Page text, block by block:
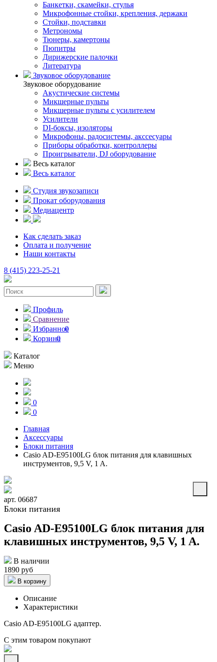
Банкетки, скамейки, стулья
Микрофонные стойки, крепления, держаки
Стойки, подставки
Метрономы
Тюнеры, камертоны
Пюпитры
Дирижерские палочки
Литература
Звуковое оборудование
Звуковое оборудование
Акустические системы
Микшерные пульты
Микшерные пульты с усилителем
Усилители
DI-боксы, изоляторы
Микрофоны, радосистемы, акссесуары
Приборы обработки, контроллеры
Проигрыватели, DJ оборудование
Весь каталог
Весь каталог
Студия звукозаписи
Прокат оборудования
Медиацентр
Как сделать заказ
Оплата и получение
Наши контакты
8 (415) 223-25-21
Профиль
Сравнение
Избранное
0
Корзина
0
Каталог
Меню
0
0
Главная
Аксессуары
Блоки питания
Casio AD-E95100LG блок питания для клавишных
инструментов, 9,5 V, 1 A.
арт. 06687
Блоки питания
Casio AD-E95100LG блок питания для
клавишных инструментов, 9,5 V, 1 A.
В наличии
1890 руб
В корзину
Описание
Характеристики
Casio AD-E95100LG адаптер.
С этим товаром покупают